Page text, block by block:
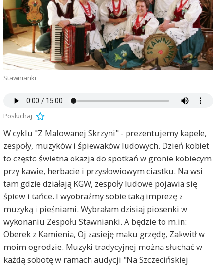
Stawnianki
Posłuchaj
W cyklu "Z Malowanej Skrzyni" - prezentujemy kapele,
zespoły, muzyków i śpiewaków ludowych. Dzień kobiet
to często świetna okazja do spotkań w gronie kobiecym
przy kawie, herbacie i przysłowiowym ciastku. Na wsi
tam gdzie działają KGW, zespoły ludowe pojawia się
śpiew i tańce. I wyobraźmy sobie taką imprezę z
muzyką i pieśniami. Wybrałam dzisiaj piosenki w
wykonaniu Zespołu Stawnianki. A będzie to m.in:
Oberek z Kamienia, Oj zasieję maku grzędę, Zakwitł w
moim ogrodzie. Muzyki tradycyjnej można słuchać w
każdą sobotę w ramach audycji "Na Szczecińskiej